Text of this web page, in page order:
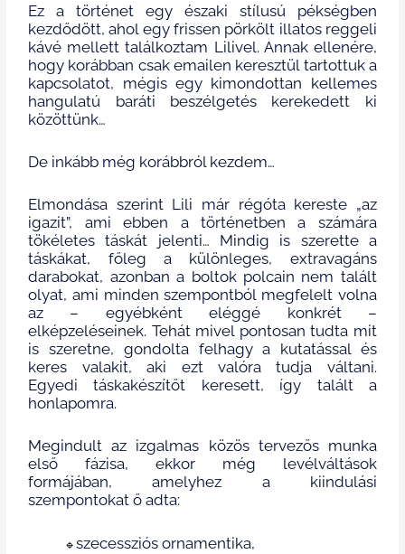
Ez a történet egy
északi stílusú pékségben
kezdődött, ahol egy frissen pörkölt illatos reggeli
kávé mellett találkoztam Lilivel. Annak ellenére,
hogy korábban csak emailen keresztül tartottuk a
kapcsolatot, mégis egy kimondottan kellemes
hangulatú baráti beszélgetés kerekedett ki
közöttünk…
De inkább még korábbról kezdem…
Elmondása szerint Lili már régóta kereste „az
igazit”, ami ebben a történetben a számára
tökéletes táskát jelenti… Mindig is szerette a
táskákat, főleg a különleges, extravagáns
darabokat, azonban a boltok polcain nem talált
olyat, ami minden szempontból megfelelt volna
az – egyébként eléggé konkrét –
elképzeléseinek. Tehát mivel pontosan tudta mit
is szeretne, gondolta felhagy a kutatással és
keres valakit, aki ezt valóra tudja váltani.
Egyedi táskakészítőt keresett, így talált a
honlapomra.
Megindult az izgalmas közös tervezős munka
első fázisa, ekkor még levélváltások
formájában, amelyhez a kiindulási
szempontokat ő adta:
🔹szecessziós ornamentika,